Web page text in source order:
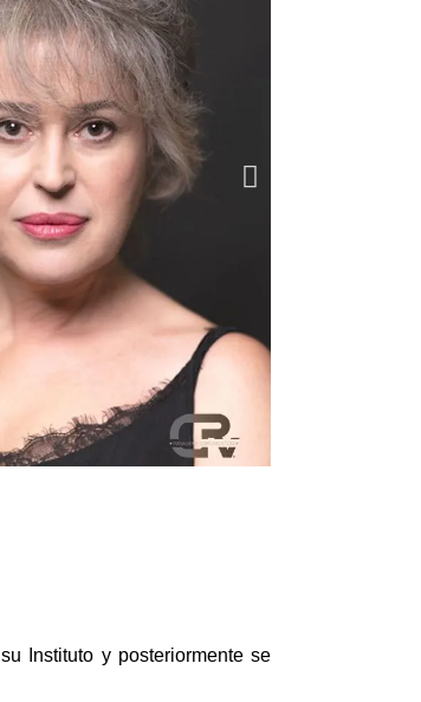
Instituto y posteriormente se